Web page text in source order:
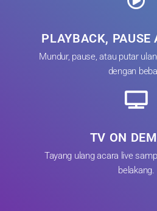
PLAYBACK, PAUSE
Mundur, pause, atau putar
dengan
TV ON
Tayang ulang acara live
belakang.